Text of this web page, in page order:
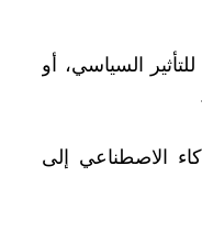
السياسي، أو
الاصطناعي إلى